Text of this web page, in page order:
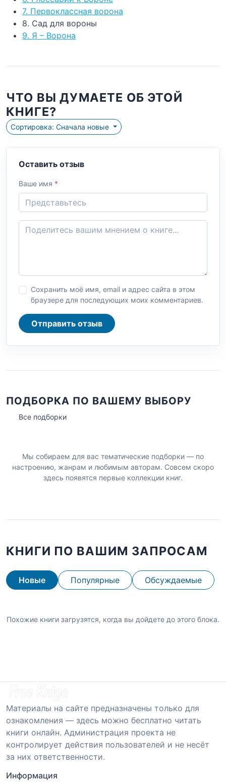
7. Первоклассная ворона
8. Сад для вороны
9. Я – Ворона
ЧТО ВЫ ДУМАЕТЕ ОБ ЭТОЙ
КНИГЕ?
Сортировка: Сначала новые
Оставить отзыв
Ваше имя *
Сохранить моё имя, email и адрес сайта в этом
браузере для последующих моих комментариев.
Отправить отзыв
ПОДБОРКА ПО ВАШЕМУ ВЫБОРУ
Все подборки
Мы собираем для вас тематические подборки — по
настроению, жанрам и любимым авторам. Совсем скоро
здесь появятся первые коллекции книг.
КНИГИ ПО ВАШИМ ЗАПРОСАМ
Новые Популярные Обсуждаемые
Похожие книги загрузятся, когда вы дойдете до этого блока.
Материалы на сайте предназначены только для
ознакомления — здесь можно бесплатно читать
книги онлайн. Администрация проекта не
контролирует действия пользователей и не несёт
за них ответственности.
Информация